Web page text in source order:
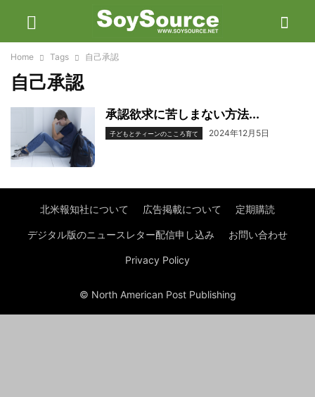
Home Tags 自己承認
自己承認
承認欲求に苦しまない方法...
子どもとティーンのこころ育て 2024年12月5日
北米報知社について 広告掲載について 定期購読
デジタル版のニュースレター配信申し込み お問い合わせ
Privacy Policy
© North American Post Publishing